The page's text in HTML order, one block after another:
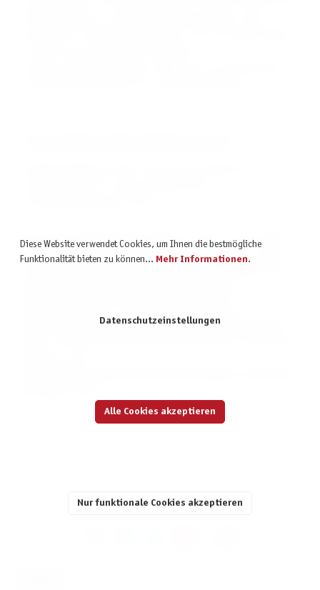
Diese AGB und Kundeninformationen wurden von den auf IT-
Recht spezialisierten Juristen des Händlerbundes erstellt
Abmahnungen. Nähere Informationen dazu finden Sie unter:
Diese Website verwendet Cookies, um Ihnen die bestmögliche
Funktionalität bieten zu können... Mehr Informationen.
Datenschutzeinstellungen
Nur funktionale Cookies akzeptieren
Alle Cookies akzeptieren